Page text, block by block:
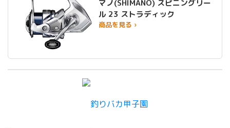
マノ(SHIMANO) スピニングリー
ル 23 ストラディック
商品を見る ›